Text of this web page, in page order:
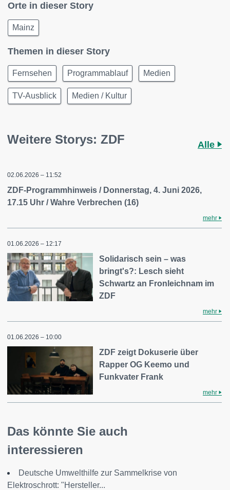
Orte in dieser Story
Mainz
Themen in dieser Story
Fernsehen Programmablauf Medien
TV-Ausblick Medien / Kultur
Weitere Storys: ZDF Alle
02.06.2026 – 11:52
ZDF-Programmhinweis / Donnerstag, 4. Juni 2026,
17.15 Uhr / Wahre Verbrechen (16)
mehr
01.06.2026 – 12:17
Solidarisch sein – was
bringt's?: Lesch sieht
Schwartz an Fronleichnam im
ZDF
mehr
01.06.2026 – 10:00
ZDF zeigt Dokuserie über
Rapper OG Keemo und
Funkvater Frank
mehr
Das könnte Sie auch
interessieren
Deutsche Umwelthilfe zur Sammelkrise von
Elektroschrott: "Hersteller...